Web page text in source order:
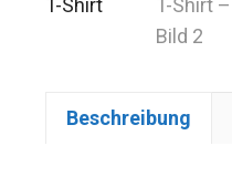
Beschreibung